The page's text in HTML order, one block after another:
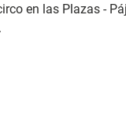
en las Plazas -